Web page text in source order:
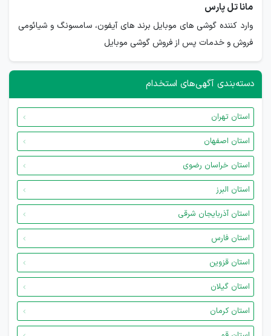
مانا تل پارس
وارد کننده گوشی های موبایل برند های آیفون، سامسونگ و شیائومی
فروش و خدمات پس از فروش گوشی موبایل
دسته‌بندی آگهی‌های استخدام
استان تهران
استان اصفهان
استان خراسان رضوی
استان البرز
استان آذربایجان شرقی
استان فارس
استان قزوین
استان گیلان
استان کرمان